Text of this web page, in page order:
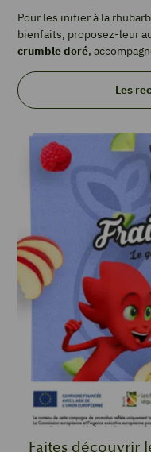
Pour les initier à la
bienfaits, proposez-leur
crumble doré,
Les
Faites découvrir